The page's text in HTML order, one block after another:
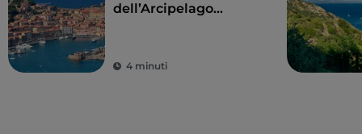
dell’Arcipelago
4 minuti